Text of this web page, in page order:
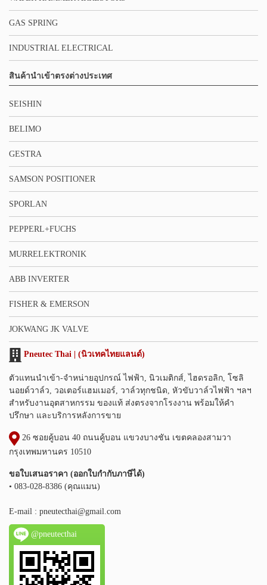
GAS SPRING
INDUSTRIAL ELECTRICAL
สินค้านำเข้าตรงต่างประเทศ
SEISHIN
BELIMO
GESTRA
SAMSON POSITIONER
SPORLAN
PEPPERL+FUCHS
MURRELEKTRONIK
ABB INVERTER
FISHER & EMERSON
JOKWANG JK VALVE
Pneutec Thai | (นิวเทคไทยแลนด์)
ตัวแทนนำเข้า-จำหน่ายอุปกรณ์ ไฟฟ้า, นิวเมติกส์, ไฮดรอลิก, โซลิ
นอยด์วาล์ว, วอเตอร์แฮมเมอร์, วาล์วทุกชนิด, หัวขับวาล์วไฟฟ้า ฯลฯ
สำหรับงานอุตสาหกรรม ของแท้ ส่งตรงจากโรงงาน พร้อมให้คำ
ปรึกษา และบริการหลังการขาย
26 ซอยคู้บอน 40 ถนนคู้บอน แขวงบางชัน เขตคลองสามวา
กรุงเทพมหานคร 10510
ขอใบเสนอราคา (ออกใบกำกับภาษีได้)
• 083-028-8386 (คุณแมน)
E-mail : pneutecthai@gmail.com
@pneutecthai